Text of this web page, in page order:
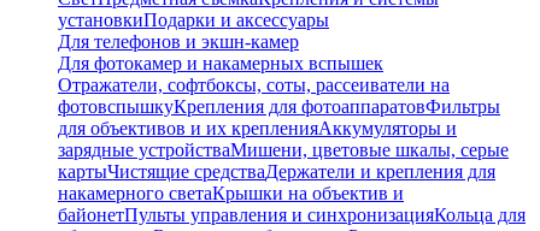
установкиПодарки и аксессуары
Для телефонов и экшн-камер
Для фотокамер и накамерных вспышек
Отражатели, софтбоксы, соты, рассеиватели на
фотовспышкуКрепления для фотоаппаратовФильтры
для объективов и их крепленияАккумуляторы и
зарядные устройстваМишени, цветовые шкалы, серые
картыЧистящие средстваДержатели и крепления для
накамерного светаКрышки на объектив и
байонетПульты управления и синхронизацияКольца для